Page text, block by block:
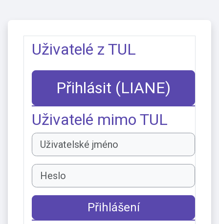
Uživatelé z TUL
Přihlásit (LIANE)
Uživatelé mimo TUL
Uživatelské jméno
Heslo
Přihlášení